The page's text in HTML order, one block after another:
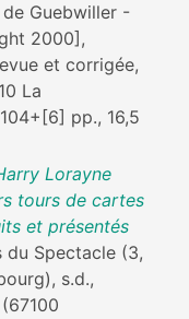
Guebwiller -
2000],
et corrigée,
La
pp., 16,5
Lorayne
tours de cartes
et présentés
du Spectacle (3,
s.d.,